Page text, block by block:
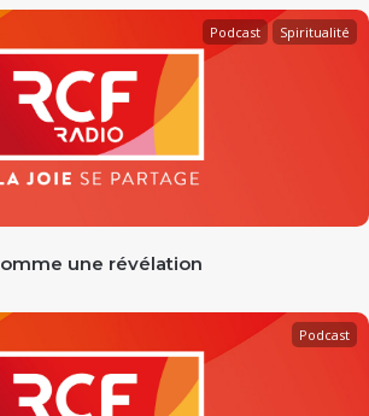
Podcast Spiritualité
une révélation
Podcast